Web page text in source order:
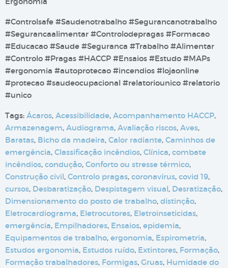
#Controlsafe #Saudenotrabalho #Segurancanotrabalho
#Segurancaalimentar #Controlodepragas #Formacao
#Educacao #Saude #Seguranca #Trabalho #Alimentar
#Controlo #Pragas #HACCP #Ensaios #Estudo #MAPs
#ergonomia #autoprotecao #incendios #lojaonline
#protecao #saudeocupacional #relatoriounico #relatorio
#unico
Tags: Ácaros, Acessibilidade, Acompanhamento HACCP,
Armazenagem, Audiograma, Avaliação riscos, Aves,
Baratas, Bicho da madeira, Calor radiante, Caminhos de
emergência, Classificação incêndios, Clínica, combate
incêndios, condução, Conforto ou stresse térmico,
Construção civil, Controlo pragas, coronavírus, covid 19,
cursos, Desbaratização, Despistagem visual, Desratização,
Dimensionamento do posto de trabalho, distinção,
Eletrocardiograma, Eletrocutores, Eletroinseticidas,
emergência, Empilhadores, Ensaios, epidemia,
Equipamentos de trabalho, ergonomia, Espirometria,
Estudos ergonomia, Estudos ruído, Extintores, Formação,
Formação trabalhadores, Formigas, Gruas, Humidade do